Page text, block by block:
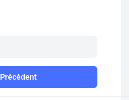
Précédent